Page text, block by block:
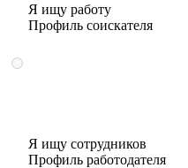
Я ищу работу
Профиль соискателя
Я ищу сотрудников
Профиль работодателя